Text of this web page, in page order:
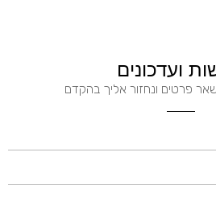
ועדכונים
פרטים ונחזור אליך בהקדם